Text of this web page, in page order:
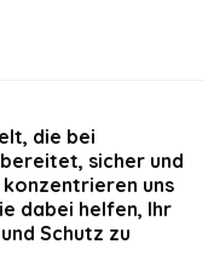
die bei
sicher und
uns
dabei helfen, Ihr
Schutz zu